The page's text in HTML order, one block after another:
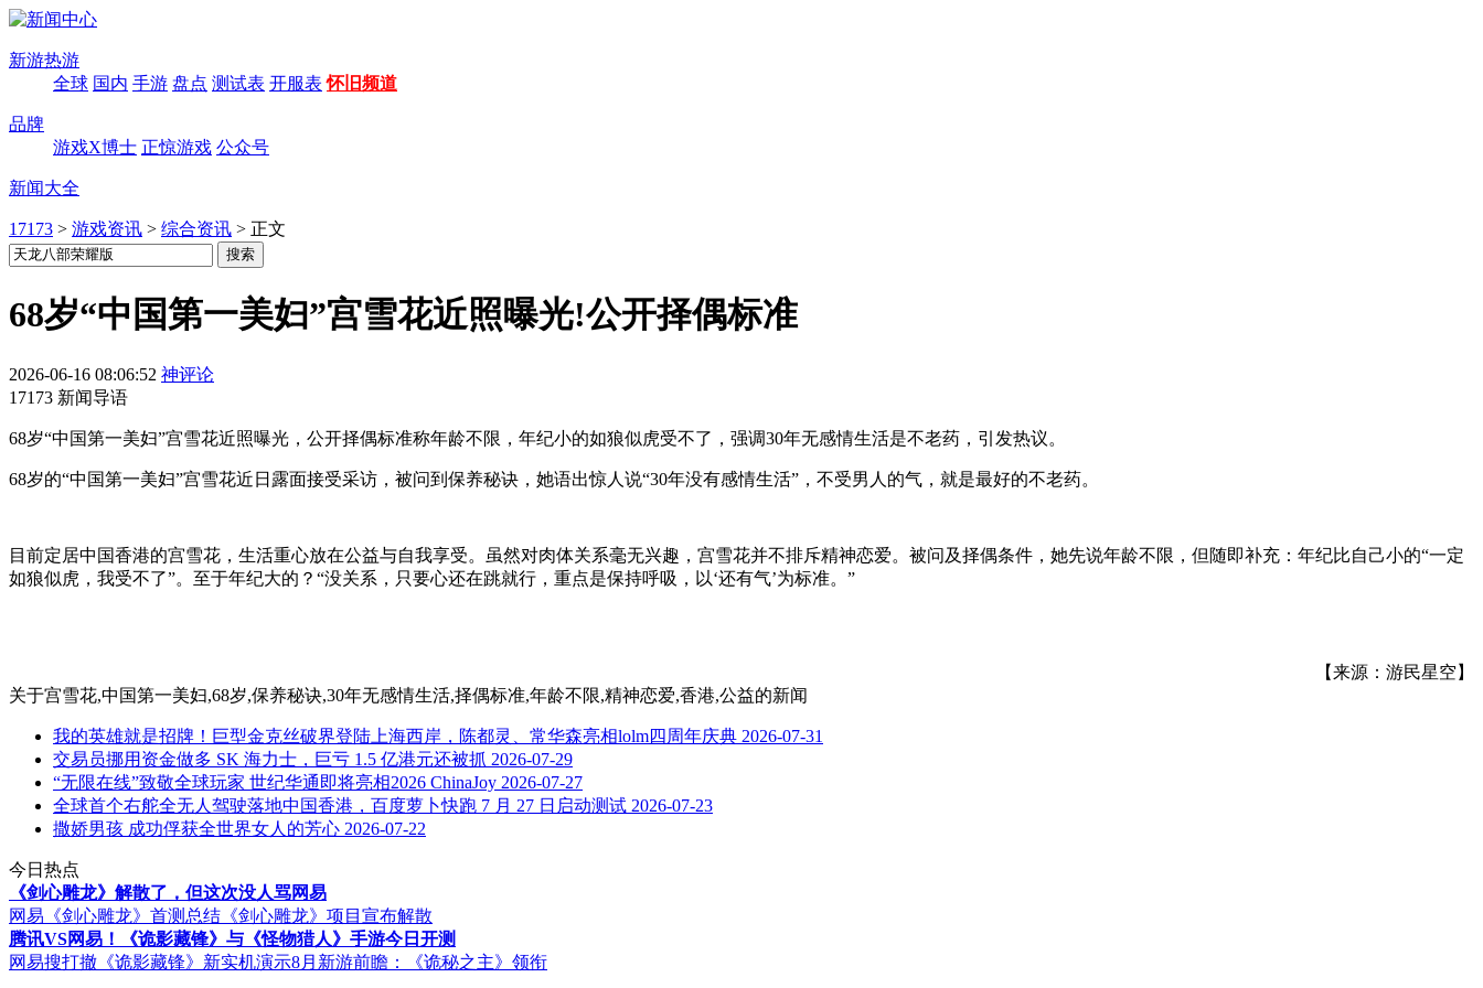
新游热游
全球 国内 手游 盘点 测试表 开服表 怀旧频道
品牌
游戏X博士 正惊游戏 公众号
新闻大全
17173 > 游戏资讯 > 综合资讯 > 正文
68岁“中国第一美妇”宫雪花近照曝光!公开择偶标准
2026-06-16 08:06:52 神评论
17173 新闻导语
68岁“中国第一美妇”宫雪花近照曝光，公开择偶标准称年龄不限，年纪小的如狼似虎受不了，强调30年无感情生活是不老药，引发热议。
68岁的“中国第一美妇”宫雪花近日露面接受采访，被问到保养秘诀，她语出惊人说“30年没有感情生活”，不受男人的气，就是最好的不老药。
目前定居中国香港的宫雪花，生活重心放在公益与自我享受。虽然对肉体关系毫无兴趣，宫雪花并不排斥精神恋爱。被问及择偶条件，她先说年龄不限，但随即补充：年纪比自己小的“一定
如狼似虎，我受不了”。至于年纪大的？“没关系，只要心还在跳就行，重点是保持呼吸，以‘还有气’为标准。”
【来源：游民星空】
关于宫雪花,中国第一美妇,68岁,保养秘诀,30年无感情生活,择偶标准,年龄不限,精神恋爱,香港,公益的新闻
我的英雄就是招牌！巨型金克丝破界登陆上海西岸，陈都灵、常华森亮相lolm四周年庆典 2026-07-31
交易员挪用资金做多 SK 海力士，巨亏 1.5 亿港元还被抓 2026-07-29
“无限在线”致敬全球玩家 世纪华通即将亮相2026 ChinaJoy 2026-07-27
全球首个右舵全无人驾驶落地中国香港，百度萝卜快跑 7 月 27 日启动测试 2026-07-23
撒娇男孩 成功俘获全世界女人的芳心 2026-07-22
今日热点
《剑心雕龙》解散了，但这次没人骂网易
网易《剑心雕龙》首测总结 《剑心雕龙》项目宣布解散
腾讯VS网易！《诡影藏锋》与《怪物猎人》手游今日开测
网易搜打撤《诡影藏锋》新实机演示8月新游前瞻：《诡秘之主》领衔